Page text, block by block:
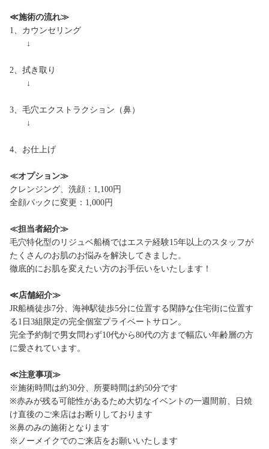
≪施術の流れ≫
1、カウンセリング
↓
2、拭き取り
↓
3、毛穴エクストラクション（鼻）
↓
4、お仕上げ
≪オプション≫
クレンジング、洗顔：1,100円
全顔パックに変更：1,000円
≪担当者紹介≫
毛穴特化型のリジュベ船橋ではエステ経験15年以上のスタッフが
たくさんのお肌のお悩みを解決してきました。
徹底的にお肌を変えたい方のお手伝いをいたします！
≪店舗紹介≫
JR船橋徒歩7分、海神駅徒歩5分に位置する閑静な住宅街に位置す
る1日3組限定の完全個室プライベートサロン。
完全予約制で男女問わず10代から80代の方まで幅広い年齢層の方
に愛されています。
≪注意事項≫
※施術時間は約30分、所要時間は約50分です
※赤みが残る可能性があるため大切なイベントの一週間前、日焼
け直後のご来店はお断りしております
※鼻のみの施術となります
※ノーメイクでのご来店をお願いいたします